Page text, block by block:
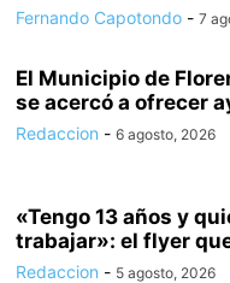
Fernando Capotondo - 7
El Municipio de
se acercó a ofrecer
Redaccion - 6 agosto, 2026
«Tengo 13 años y
trabajar»: el flyer
Redaccion - 5 agosto, 2026